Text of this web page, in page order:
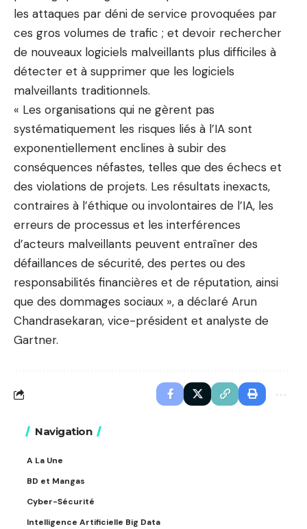
les attaques par déni de service provoquées par
ces gros volumes de trafic ; et devoir rechercher
de nouveaux logiciels malveillants plus difficiles à
détecter et à supprimer que les logiciels
malveillants traditionnels.
« Les organisations qui ne gèrent pas
systématiquement les risques liés à l’IA sont
exponentiellement enclines à subir des
conséquences néfastes, telles que des échecs et
des violations de projets. Les résultats inexacts,
contraires à l’éthique ou involontaires de l’IA, les
erreurs de processus et les interférences
d’acteurs malveillants peuvent entraîner des
défaillances de sécurité, des pertes ou des
responsabilités financières et de réputation, ainsi
que des dommages sociaux », a déclaré Arun
Chandrasekaran, vice-président et analyste de
Gartner.
Navigation
A La Une
BD et Mangas
Cyber-Sécurité
Intelligence Artificielle Big Data